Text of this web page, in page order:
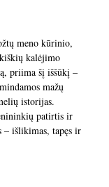
meno kūrinio,
kalėjimo
priima šį iššūkį –
mažų
istorijas.
patirtis ir
– išlikimas, tapęs ir